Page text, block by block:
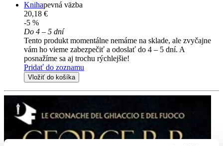
Knihapevná väzba
20,18 €
-5 %
Do 4 – 5 dní
Tento produkt momentálne nemáme na sklade, ale zvyčajne
vám ho vieme zabezpečiť a odoslať do 4 – 5 dní. A
posnažíme sa aj trochu rýchlejšie!
Pridať do zoznamu
Vložiť do košíka